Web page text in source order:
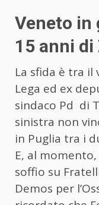
Veneto in
15 anni di
La sfida è tra il
Lega ed ex
sindaco Pd di
sinistra non
in Puglia tra i
E, al
soffio su
Demos per